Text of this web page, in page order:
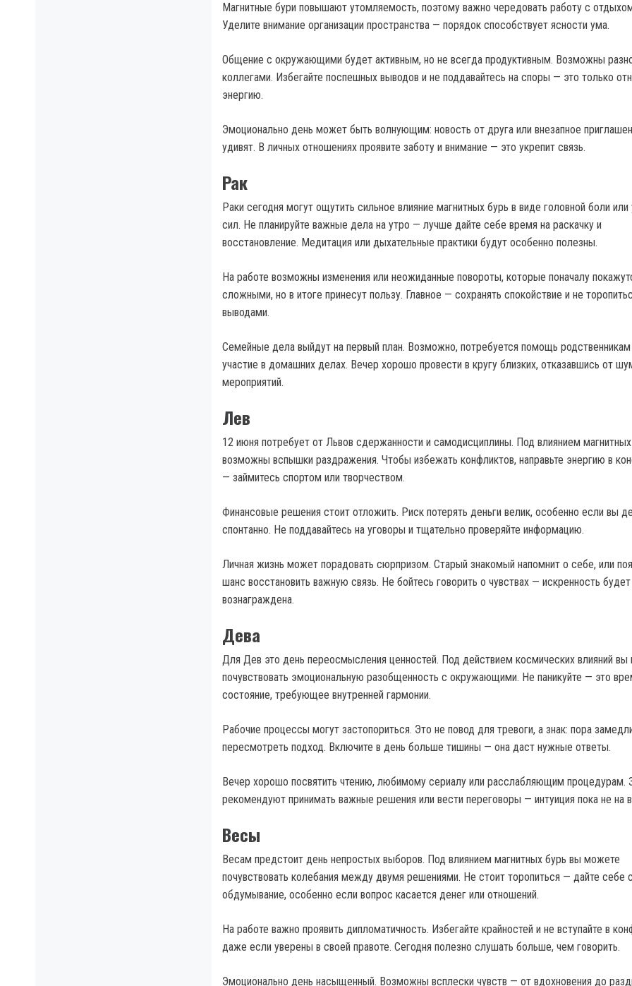
Магнитные бури повышают утомляемость, поэтому важно чередовать работу с
Уделите внимание организации пространства — порядок способствует ясности ума.
Общение с окружающими будет активным, но не всегда продуктивным. Возможны
коллегами. Избегайте поспешных выводов и не поддавайтесь на споры — это только
энергию.
Эмоционально день может быть волнующим: новость от друга или внезапное
удивят. В личных отношениях проявите заботу и внимание — это укрепит связь.
Рак
Раки сегодня могут ощутить сильное влияние магнитных бурь в виде головной боли или
сил. Не планируйте важные дела на утро — лучше дайте себе время на раскачку и
восстановление. Медитация или дыхательные практики будут особенно полезны.
На работе возможны изменения или неожиданные повороты, которые поначалу
сложными, но в итоге принесут пользу. Главное — сохранять спокойствие и не
выводами.
Семейные дела выйдут на первый план. Возможно, потребуется помощь родственникам
участие в домашних делах. Вечер хорошо провести в кругу близких, отказавшись от
мероприятий.
Лев
12 июня потребует от Львов сдержанности и самодисциплины. Под влиянием
возможны вспышки раздражения. Чтобы избежать конфликтов, направьте энергию в
— займитесь спортом или творчеством.
Финансовые решения стоит отложить. Риск потерять деньги велик, особенно если вы
спонтанно. Не поддавайтесь на уговоры и тщательно проверяйте информацию.
Личная жизнь может порадовать сюрпризом. Старый знакомый напомнит о себе, или
шанс восстановить важную связь. Не бойтесь говорить о чувствах — искренность будет
вознаграждена.
Дева
Для Дев это день переосмысления ценностей. Под действием космических влияний
почувствовать эмоциональную разобщенность с окружающими. Не паникуйте — это
состояние, требующее внутренней гармонии.
Рабочие процессы могут застопориться. Это не повод для тревоги, а знак: пора
пересмотреть подход. Включите в день больше тишины — она даст нужные ответы.
Вечер хорошо посвятить чтению, любимому сериалу или расслабляющим процедурам.
рекомендуют принимать важные решения или вести переговоры — интуиция пока не на
Весы
Весам предстоит день непростых выборов. Под влиянием магнитных бурь вы можете
почувствовать колебания между двумя решениями. Не стоит торопиться — дайте себе
обдумывание, особенно если вопрос касается денег или отношений.
На работе важно проявить дипломатичность. Избегайте крайностей и не вступайте в
даже если уверены в своей правоте. Сегодня полезно слушать больше, чем говорить.
Эмоционально день насыщенный. Возможны всплески чувств — от вдохновения до